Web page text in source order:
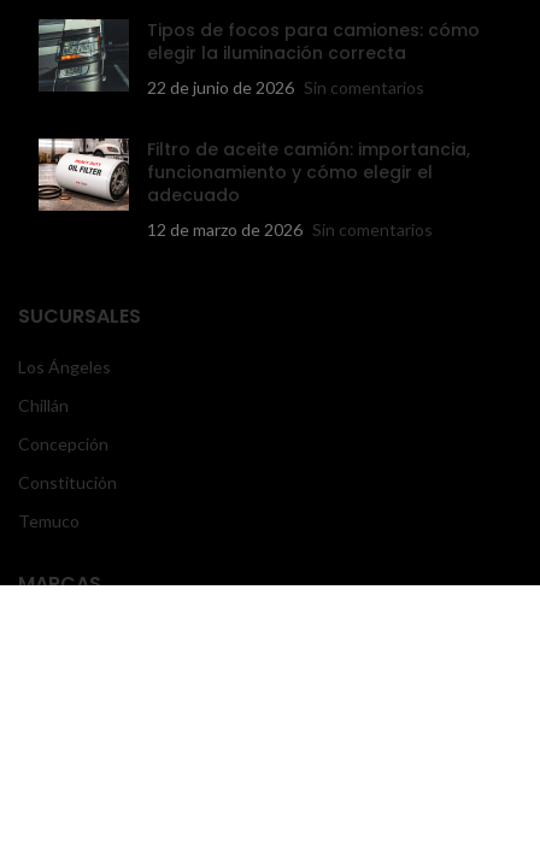
Tipos de focos para camiones: cómo
elegir la iluminación correcta
22 de junio de 2026 Sin comentarios
Filtro de aceite camión: importancia,
funcionamiento y cómo elegir el
adecuado
12 de marzo de 2026 Sin comentarios
SUCURSALES
Los Ángeles
Chillán
Concepción
Constitución
Temuco
MARCAS